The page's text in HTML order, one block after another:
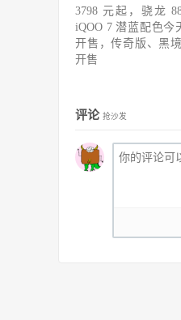
3798 元起，骁龙
iQOO 7 潜蓝配色今
开售，传奇版、黑
开售
评论 抢沙发